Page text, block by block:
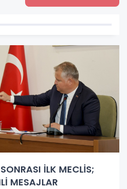
İLK MECLİS;
MESAJLAR